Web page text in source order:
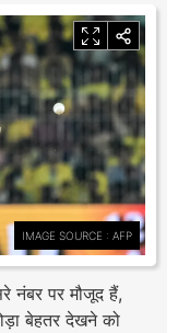
IMAGE SOURCE : AFP
नंबर पर मौजूद हैं,
बेहतर देखने को